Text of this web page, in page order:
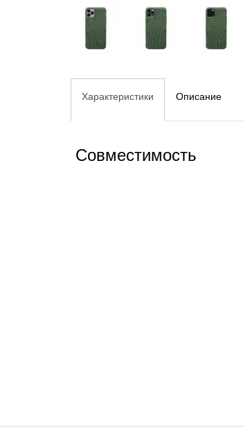
Описание
Характеристики
Совместимость